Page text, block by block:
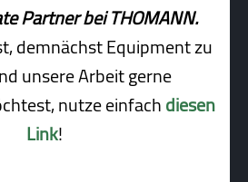
Partner bei THOMANN.
demnächst Equipment zu
unsere Arbeit gerne
nutze einfachdiesen
Link!